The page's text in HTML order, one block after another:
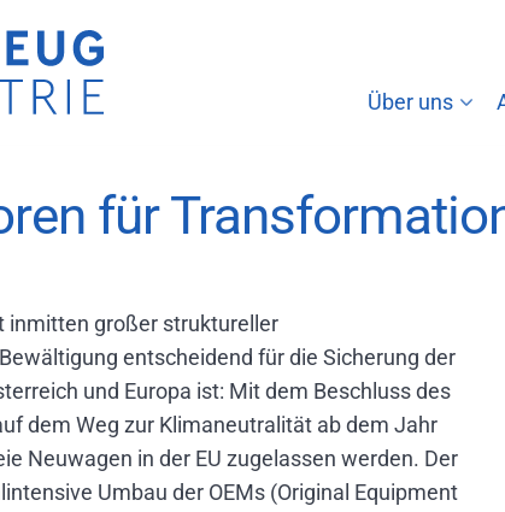
A
V
T
N
Über uns
für
inmitten großer struktureller
entscheidend für die Sicherung der
und Europa ist: Mit dem Beschluss des
dem Weg zur Klimaneutralität ab dem Jahr
Neuwagen in der EU zugelassen werden. Der
Umbau der OEMs (Original Equipment